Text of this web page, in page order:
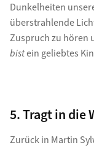
Dunkelheiten
überstrahlende
Zuspruch zu hören
bistein geliebtes
5. Tragt in die
Zurück in Martin